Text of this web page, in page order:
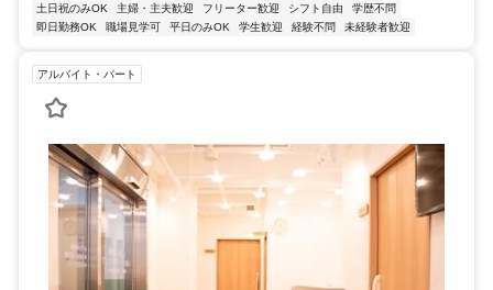
土日祝のみOK
主婦・主夫歓迎 フリーター歓迎 シフト自由
学歴不問
即日勤務OK
職場見学可 平日のみOK 学生歓迎 経験不問 未経験者歓迎
アルバイト・パート